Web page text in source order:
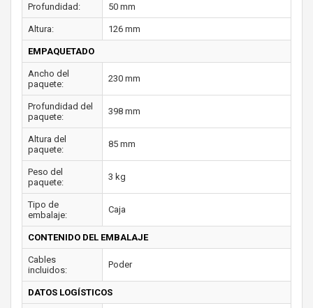
Profundidad: 50 mm
Altura: 126 mm
EMPAQUETADO
Ancho del
paquete:
230 mm
Profundidad del
paquete:
398 mm
Altura del
paquete:
85 mm
Peso del
paquete:
3 kg
Tipo de
embalaje:
Caja
CONTENIDO DEL EMBALAJE
Cables
incluidos:
Poder
DATOS LOGÍSTICOS